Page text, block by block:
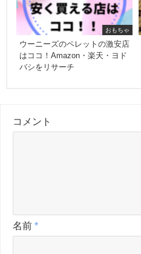
おもちゃ
ウーニーズのペレットの激安店
はココ！Amazon・楽天・ヨド
バシをリサーチ
コメント
名前 *